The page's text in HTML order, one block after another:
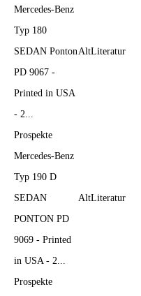
Mercedes-Benz
Typ 180
SEDAN Ponton
PD 9067 -
Printed in USA
- 2...
AltLiteratur
Prospekte
Mercedes-Benz
Typ 190 D
SEDAN
PONTON PD
9069 - Printed
in USA - 2...
AltLiteratur
Prospekte